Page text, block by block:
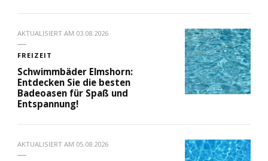
AKTUALISIERT AM 03.08.2026
FREIZEIT
Schwimmbäder Elmshorn:
Entdecken Sie die besten
Badeoasen für Spaß und
Entspannung!
AKTUALISIERT AM 05.08.2026